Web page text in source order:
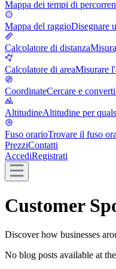
Mappa dei tempi di
Mappa del raggioDisegnare
Calcolatore di distanza
Calcolatore di areaMisurare
CoordinateCercare e
AltitudineAltitudine per
Fuso orarioTrovare il fuso
PrezziContatti
AccediRegistrati
Customer
Discover how businesses
No blog posts available at